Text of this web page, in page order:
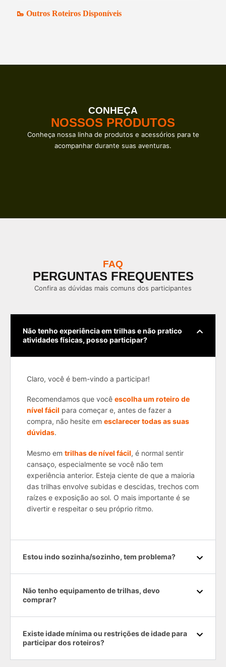
🥾 Outros Roteiros Disponíveis
CONHEÇA
NOSSOS PRODUTOS
Conheça nossa linha de produtos e acessórios para te
acompanhar durante suas aventuras.
FAQ
PERGUNTAS FREQUENTES
Confira as dúvidas mais comuns dos participantes
Não tenho experiência em trilhas e não pratico
atividades físicas, posso participar?
Claro, você é bem-vindo a participar!
Recomendamos que você escolha um roteiro de
nível fácil para começar e, antes de fazer a
compra, não hesite em esclarecer todas as suas
dúvidas.
Mesmo em trilhas de nível fácil, é normal sentir
cansaço, especialmente se você não tem
experiência anterior. Esteja ciente de que a maioria
das trilhas envolve subidas e descidas, trechos com
raízes e exposição ao sol. O mais importante é se
divertir e respeitar o seu próprio ritmo.
Estou indo sozinha/sozinho, tem problema?
Não tenho equipamento de trilhas, devo
comprar?
Existe idade mínima ou restrições de idade para
participar dos roteiros?